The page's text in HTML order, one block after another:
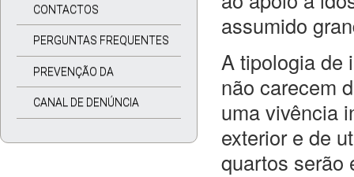
CONTACTOS
PERGUNTAS FREQUENTES
PREVENÇÃO DA
CORRUPÇÃO
CANAL DE DENÚNCIA
assumido
A tipologia de
não carecem
uma vivência
exterior e de
quartos serão